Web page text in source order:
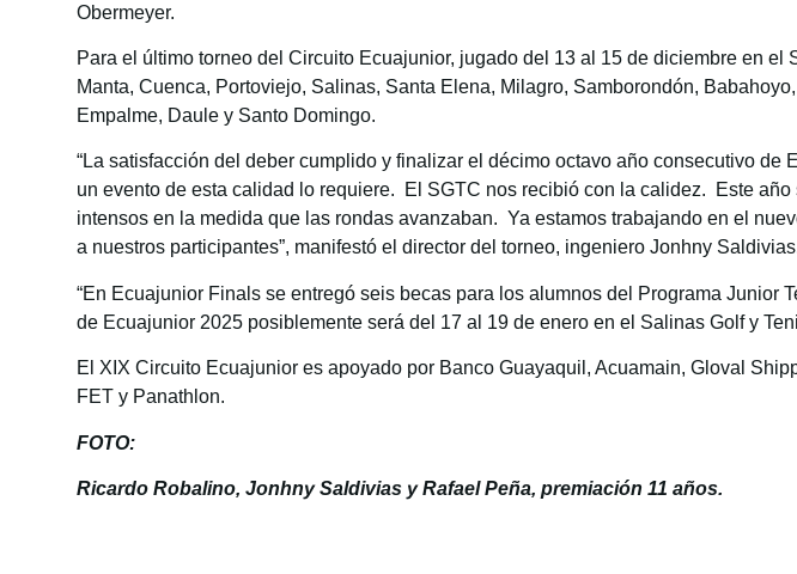
Obermeyer.
Para el último torneo del Circuito Ecuajunior, jugado del 13 al 15 de diciembre en
Manta, Cuenca, Portoviejo, Salinas, Santa Elena, Milagro, Samborondón,
Empalme, Daule y Santo Domingo.
“La satisfacción del deber cumplido y finalizar el décimo octavo año consecutivo
un evento de esta calidad lo requiere. El SGTC nos recibió con la calidez. Este
intensos en la medida que las rondas avanzaban. Ya estamos trabajando en el
a nuestros participantes”, manifestó el director del torneo, ingeniero Jonhny
“En Ecuajunior Finals se entregó seis becas para los alumnos del Programa
de Ecuajunior 2025 posiblemente será del 17 al 19 de enero en el Salinas Golf y
El XIX Circuito Ecuajunior es apoyado por Banco Guayaquil, Acuamain, Gloval
FET y Panathlon.
FOTO:
Ricardo Robalino, Jonhny Saldivias y Rafael Peña, premiación 11 años.